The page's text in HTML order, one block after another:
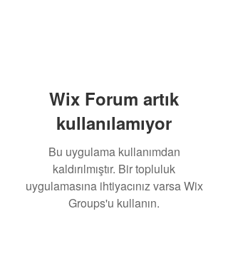
Wix Forum artık
kullanılamıyor
Bu uygulama kullanımdan
kaldırılmıştır. Bir topluluk
uygulamasına ihtiyacınız varsa Wix
Groups'u kullanın.